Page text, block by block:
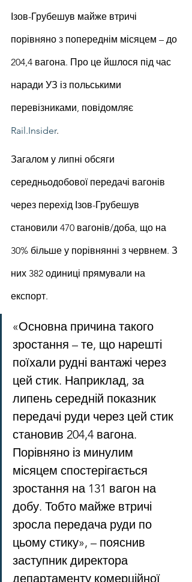
Ізов-Грубешув майже втричі
порівняно з попереднім місяцем – до
204,4 вагона. Про це йшлося під час
наради УЗ із польськими
перевізниками, повідомляє
Rail.Insider.
Загалом у липні обсяги
середньодобової передачі вагонів
через перехід Ізов-Грубешув
становили 470 вагонів/доба, що на
30% більше у порівнянні з червнем. З
них 382 одиниці прямували на
експорт.
«Основна причина такого
зростання – те, що нарешті
поїхали рудні вантажі через
цей стик. Наприклад, за
липень середній показник
передачі руди через цей стик
становив 204,4 вагона.
Порівняно із минулим
місяцем спостерігається
зростання на 131 вагон на
добу. Тобто майже втричі
зросла передача руди по
цьому стику», – пояснив
заступник директора
департаменту комерційної